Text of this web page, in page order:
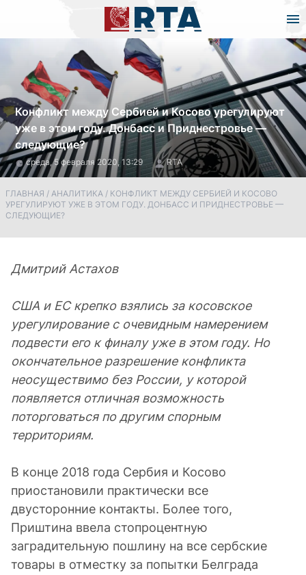
Конфликт между Сербией и Косово урегулируют
уже в этом году. Донбасс и Приднестровье —
следующие?
среда, 5 февраля 2020, 13:29 RTA
ГЛАВНАЯ / АНАЛИТИКА / КОНФЛИКТ МЕЖДУ СЕРБИЕЙ И КОСОВО
УРЕГУЛИРУЮТ УЖЕ В ЭТОМ ГОДУ. ДОНБАСС И ПРИДНЕСТРОВЬЕ —
СЛЕДУЮЩИЕ?
Дмитрий Астахов
США и ЕС крепко взялись за косовское
урегулирование с очевидным намерением
подвести его к финалу уже в этом году. Но
окончательное разрешение конфликта
неосуществимо без России, у которой
появляется отличная возможность
поторговаться по другим спорным
территориям.
В конце 2018 года Сербия и Косово
приостановили практически все
двусторонние контакты. Более того,
Приштина ввела стопроцентную
заградительную пошлину на все сербские
товары в отместку за попытки Белграда